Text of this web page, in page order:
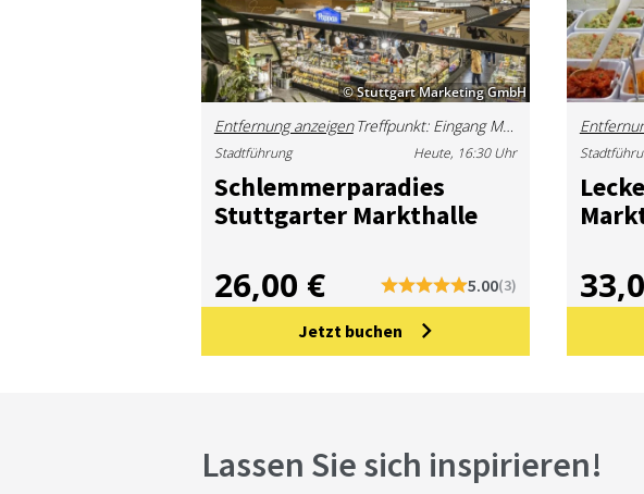
© Stuttgart Marketing GmbH
Entfernung anzeigen Treffpunkt: Eingang Merz und Benzing, Sporerstraße, 70173 Stuttgart
Schlem­mer­pa­ra­dies
Stutt­gar­ter Markt­hal­le
Stadtführung Heute, 16:30 Uhr
26,00 € 5.00(3)
Jetzt buchen
Lassen Sie sich inspirieren!